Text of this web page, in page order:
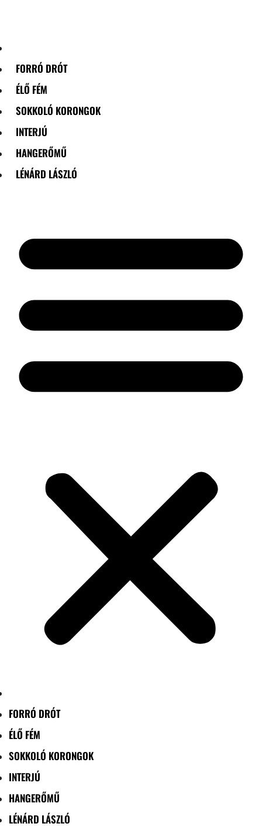
FORRÓ DRÓT
ÉLŐ FÉM
SOKKOLÓ KORONGOK
INTERJÚ
HANGERŐMŰ
LÉNÁRD LÁSZLÓ
FORRÓ DRÓT
ÉLŐ FÉM
SOKKOLÓ KORONGOK
INTERJÚ
HANGERŐMŰ
LÉNÁRD LÁSZLÓ